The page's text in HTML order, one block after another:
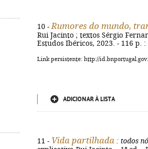
10 - Rumores do mundo,
Rui Jacinto ; textos Sérgio
Estudos Ibéricos, 2023. - 116 p. :
Link persistente: http://
ADICIONAR À LISTA
11 - Vida partilhada : todos